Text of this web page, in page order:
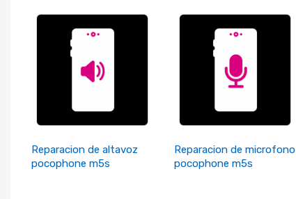
+ Añadir Al Carrito
Reparacion de altavoz
pocophone m5s
+ Añadir Al Carrito
Reparacion de microfono
pocophone m5s